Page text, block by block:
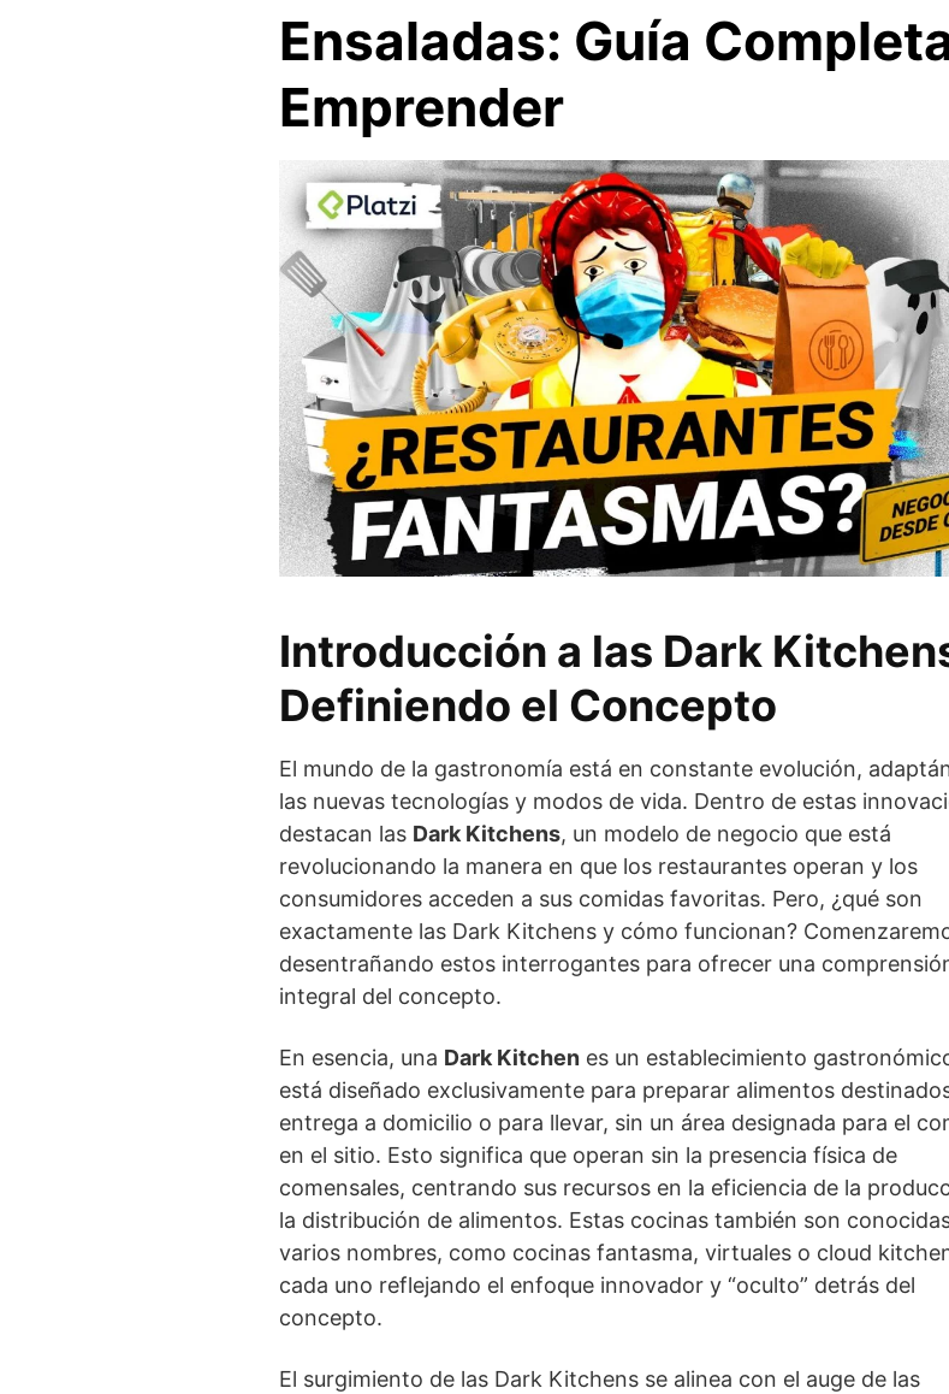
Ensaladas: Guía
Emprender
Introducción a las Dark
Definiendo el Concepto
El mundo de la gastronomía está en constante evolución,
las nuevas tecnologías y modos de vida. Dentro de estas
destacan las Dark Kitchens, un modelo de negocio que está
revolucionando la manera en que los restaurantes operan y los
consumidores acceden a sus comidas favoritas. Pero, ¿qué son
exactamente las Dark Kitchens y cómo funcionan?
desentrañando estos interrogantes para ofrecer una
integral del concepto.
En esencia, una Dark Kitchen es un establecimiento
está diseñado exclusivamente para preparar alimentos
entrega a domicilio o para llevar, sin un área designada para el
en el sitio. Esto significa que operan sin la presencia física de
comensales, centrando sus recursos en la eficiencia de la
la distribución de alimentos. Estas cocinas también son
varios nombres, como cocinas fantasma, virtuales o cloud
cada uno reflejando el enfoque innovador y “oculto” detrás del
concepto.
El surgimiento de las Dark Kitchens se alinea con el auge de las